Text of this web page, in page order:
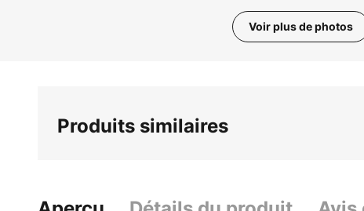
Voir plus de photos
Produits similaires